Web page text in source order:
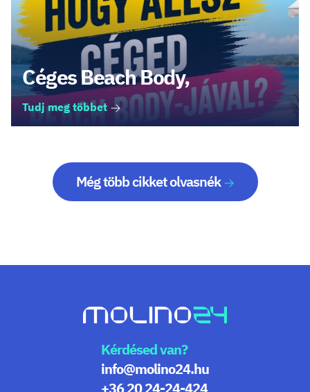
Céges Beach Body,
Tudj meg többet
Még több cikket olvasnék
Kérdésed van?
info@molino24.hu
+36 20 24-24-424